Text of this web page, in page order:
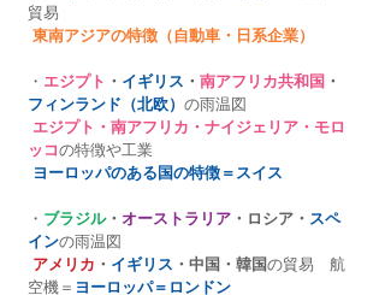
貿易
東南アジアの特徴（自動車・日系企業）
・ エジプト ・ イギリス ・ 南アフリカ共和国 ・
フィンランド（北欧） の雨温図
エジプト・南アフリカ・ナイジェリア・モロ
ッコの特徴や工業
ヨーロッパのある国の特徴＝スイス
・ ブラジル・ オーストラリア ・ロシア・ スペ
インの雨温図
アメリカ ・ イギリス ・中国・韓国の貿易　航
空機＝ ヨーロッパ＝ロンドン